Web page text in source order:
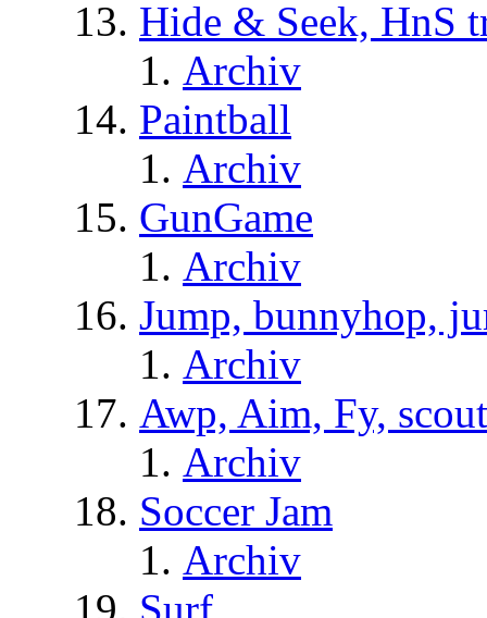
Hide & Seek, HnS
Archiv
Paintball
Archiv
GunGame
Archiv
Jump, bunnyhop,
Archiv
Awp, Aim, Fy,
Archiv
Soccer Jam
Archiv